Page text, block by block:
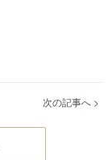
次の記事へ >